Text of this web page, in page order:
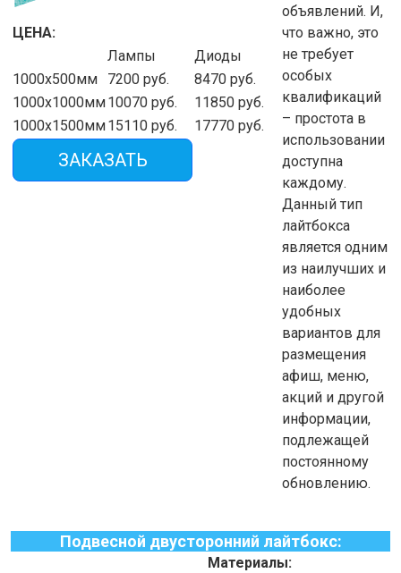
ЦЕНА:
Лампы
Диоды
1000х500мм
7200 руб.
8470 руб.
1000х1000мм10070 руб.
11850 руб.
1000х1500мм15110 руб. 17770 руб.
ЗАКАЗАТЬ
объявлений. И,
что важно, это
не требует
особых
квалификаций
– простота в
использовании
доступна
каждому.
Данный тип
лайтбокса
является одним
из наилучших и
наиболее
удобных
вариантов для
размещения
афиш, меню,
акций и другой
информации,
подлежащей
постоянному
обновлению.
Подвесной двусторонний лайтбокс:
Материалы: